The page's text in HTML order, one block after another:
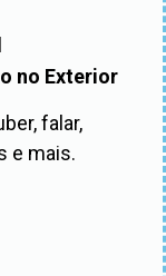
no Exterior
falar,
e mais.